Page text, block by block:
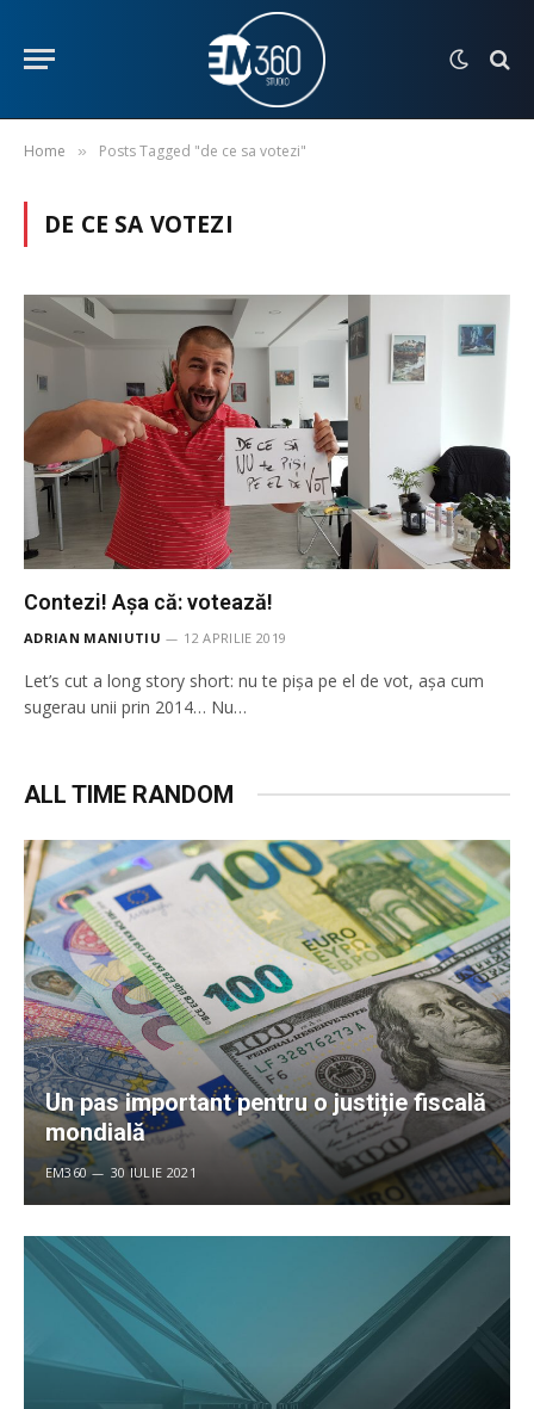
Home » Posts Tagged "de ce sa votezi"
DE CE SA VOTEZI
Contezi! Așa că: votează!
ADRIAN MANIUTIU 12 APRILIE 2019
Let’s cut a long story short: nu te pișa pe el de vot, așa cum
sugerau unii prin 2014… Nu…
ALL TIME RANDOM
Un pas important pentru o justiție fiscală
mondială
EM360 30 IULIE 2021